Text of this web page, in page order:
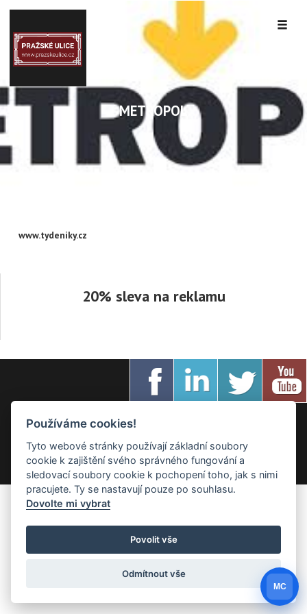
METROPOL
www.tydeniky.cz
20% sleva na reklamu
Created byRoman Kunert and his team| Powered byPublicMC
Supported byAkademie AI& MediaMC| © 2005 - 2026
Používáme cookies!
Tyto webové stránky používají základní soubory
cookie k zajištění svého správného fungování a
sledovací soubory cookie k pochopení toho, jak s nimi
pracujete. Ty se nastavují pouze po souhlasu.
Dovolte mi vybrat
Povolit vše
Odmítnout vše
MC